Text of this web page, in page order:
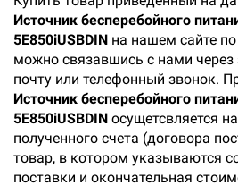
Источник бесперебойного
5E850iUSBDIN на нашем сайте
можно связавшись с нами через
почту или телефонный звонок.
Источник бесперебойного
5E850iUSBDIN осущетсвляется
полученного счета (договора
товар, в котором указываются
поставки и окончательная